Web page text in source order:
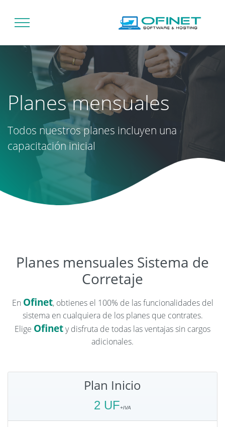
Planes mensuales
Todos nuestros planes incluyen una
capacitación inicial
Planes mensuales Sistema de
Corretaje
En Ofinet, obtienes el 100% de las funcionalidades del
sistema en cualquiera de los planes que contrates.
Elige Ofinety disfruta de todas las ventajas sin cargos
adicionales.
Plan Inicio
2 UF